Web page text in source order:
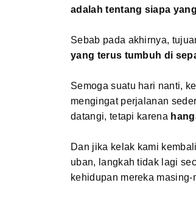
adalah tentang siapa
Sebab pada akhirnya,
yang terus tumbuh di
Semoga suatu hari nanti,
mengingat perjalanan
datangi, tetapi karena
Dan jika kelak kami
uban, langkah tidak lagi
kehidupan mereka masing-